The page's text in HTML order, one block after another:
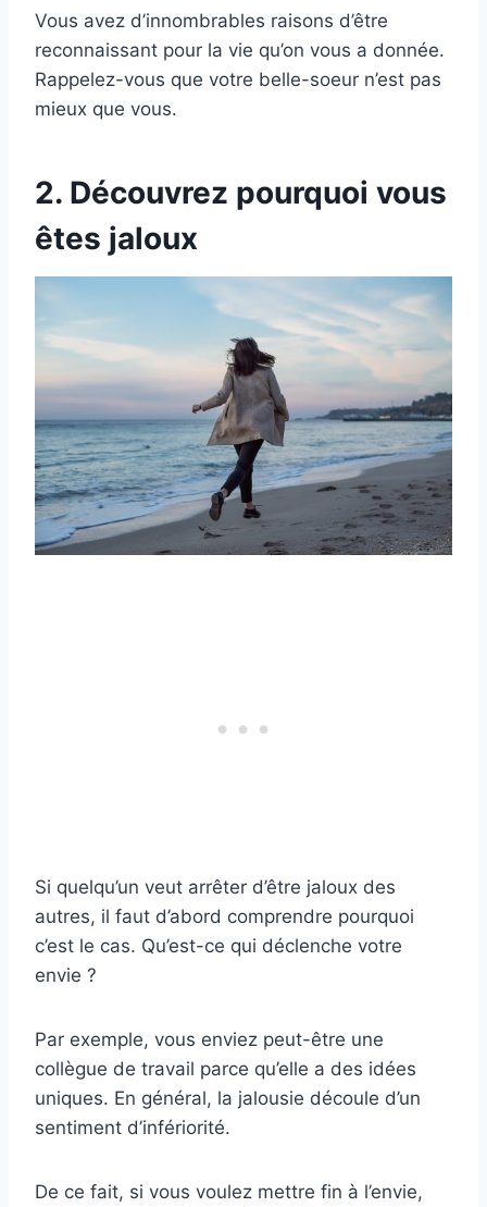
Vous avez d’innombrables raisons d’être
reconnaissant pour la vie qu’on vous a donnée.
Rappelez-vous que votre belle-soeur n’est pas
mieux que vous.
2. Découvrez pourquoi vous
êtes jaloux
Si quelqu’un veut arrêter d’être jaloux des
autres, il faut d’abord comprendre pourquoi
c’est le cas. Qu’est-ce qui déclenche votre
envie ?
Par exemple, vous enviez peut-être une
collègue de travail parce qu’elle a des idées
uniques. En général, la jalousie découle d’un
sentiment d’infériorité.
De ce fait, si vous voulez mettre fin à l’envie,